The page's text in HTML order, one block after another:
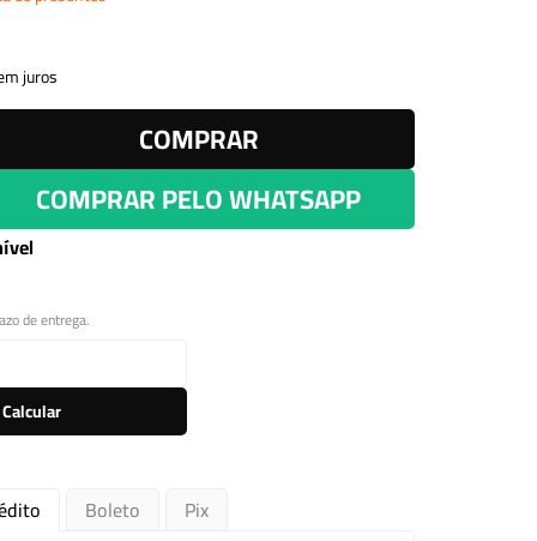
juros
COMPRAR
COMPRAR PELO WHATSAPP
de entrega.
Calcular
Boleto Pix